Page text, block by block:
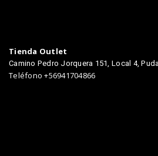
Tienda Outlet
Camino Pedro Jorquera 151, Local 4,
Teléfono +56941704866